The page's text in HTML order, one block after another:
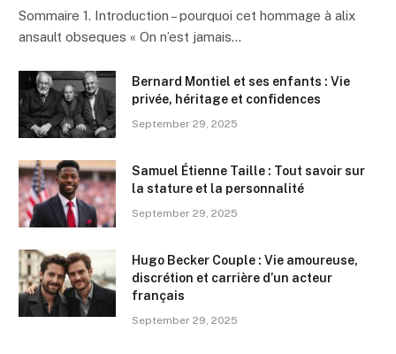
Sommaire 1. Introduction – pourquoi cet hommage à alix
ansault obseques « On n’est jamais…
Bernard Montiel et ses enfants : Vie
privée, héritage et confidences
September 29, 2025
Samuel Étienne Taille : Tout savoir sur
la stature et la personnalité
September 29, 2025
Hugo Becker Couple : Vie amoureuse,
discrétion et carrière d’un acteur
français
September 29, 2025